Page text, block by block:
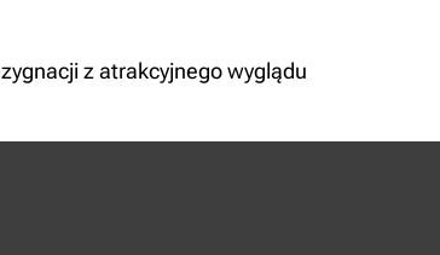
z atrakcyjnego wyglądu